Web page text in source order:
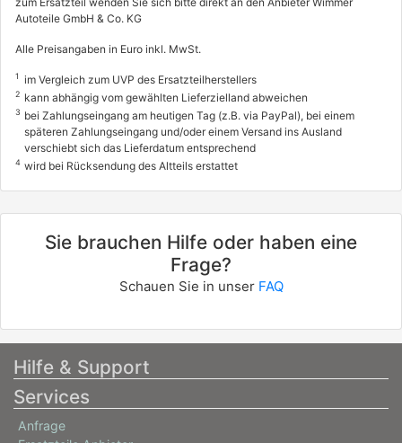
Autoteile GmbH & Co. KG
Alle Preisangaben in Euro inkl. MwSt.
1 im Vergleich zum UVP des Ersatzteilherstellers
2 kann abhängig vom gewählten Lieferzielland abweichen
3 bei Zahlungseingang am heutigen Tag (z.B. via PayPal), bei einem
späteren Zahlungseingang und/oder einem Versand ins Ausland
verschiebt sich das Lieferdatum entsprechend
4 wird bei Rücksendung des Altteils erstattet
Sie brauchen Hilfe oder haben eine
Frage?
Schauen Sie in unser FAQ
Hilfe & Support
Services
Anfrage